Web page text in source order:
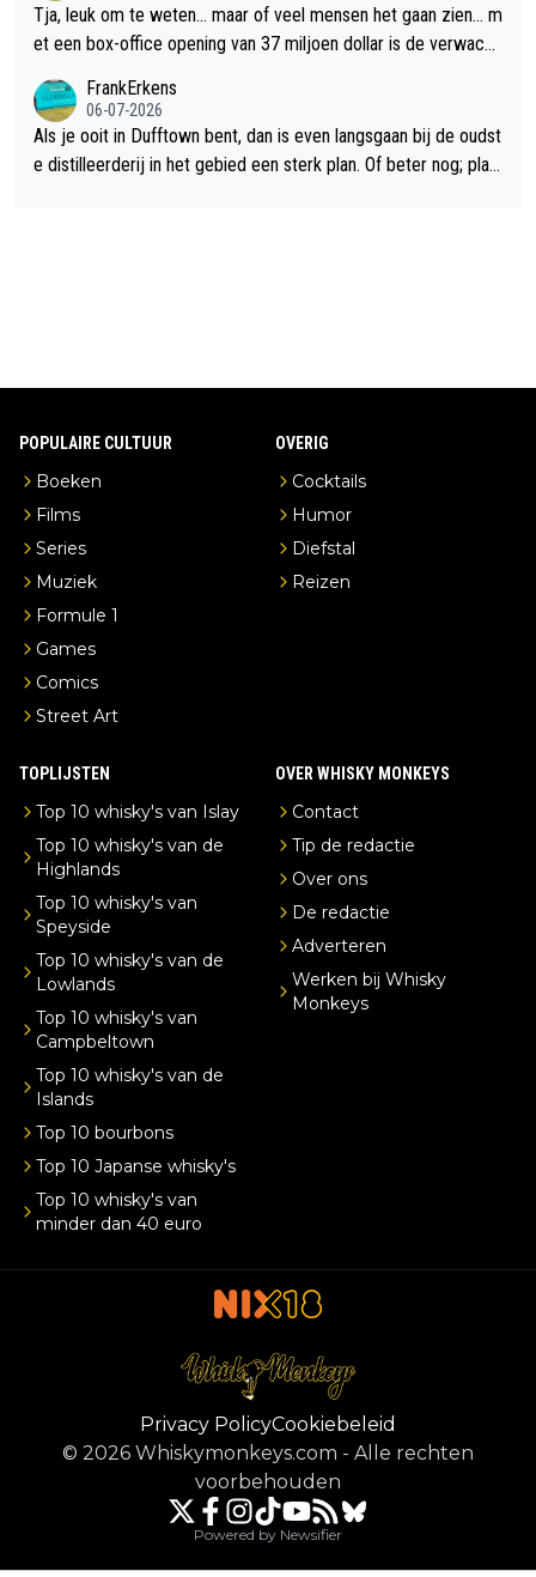
Tja, leuk om te weten... maar of veel mensen het gaan zien... m
et een box-office opening van 37 miljoen dollar is de verwacht
FrankErkens
06-07-2026
Als je ooit in Dufftown bent, dan is even langsgaan bij de oudst
e distilleerderij in het gebied een sterk plan. Of beter nog; plan
POPULAIRE CULTUUR
Boeken
Films
Series
Muziek
Formule 1
Games
Comics
Street Art
OVERIG
Cocktails
Humor
Diefstal
Reizen
TOPLIJSTEN
Top 10 whisky's van Islay
Top 10 whisky's van de
Highlands
Top 10 whisky's van
Speyside
Top 10 whisky's van de
Lowlands
Top 10 whisky's van
Campbeltown
Top 10 whisky's van de
Islands
Top 10 bourbons
Top 10 Japanse whisky's
Top 10 whisky's van
minder dan 40 euro
OVER WHISKY MONKEYS
Contact
Tip de redactie
Over ons
De redactie
Adverteren
Werken bij Whisky
Monkeys
Privacy PolicyCookiebeleid
© 2026 Whiskymonkeys.com - Alle rechten
voorbehouden
Powered by Newsifier